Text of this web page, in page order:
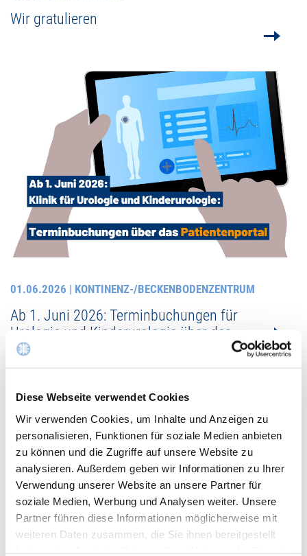
Diese Webseite verwendet Cookies
Wir verwenden Cookies, um Inhalte und Anzeigen zu
personalisieren, Funktionen für soziale Medien anbieten
zu können und die Zugriffe auf unsere Website zu
analysieren. Außerdem geben wir Informationen zu Ihrer
Verwendung unserer Website an unsere Partner für
soziale Medien, Werbung und Analysen weiter. Unsere
Partner führen diese Informationen möglicherweise mit
weiteren Daten zusammen, die Sie ihnen bereitgestellt
Wir gratulieren
01.06.2026 | KONTINENZ-/BECKENBODENZENTRUM
Ab 1. Juni 2026: Terminbuchungen für
Urologie und Kinderurologie über das
Patientenportal